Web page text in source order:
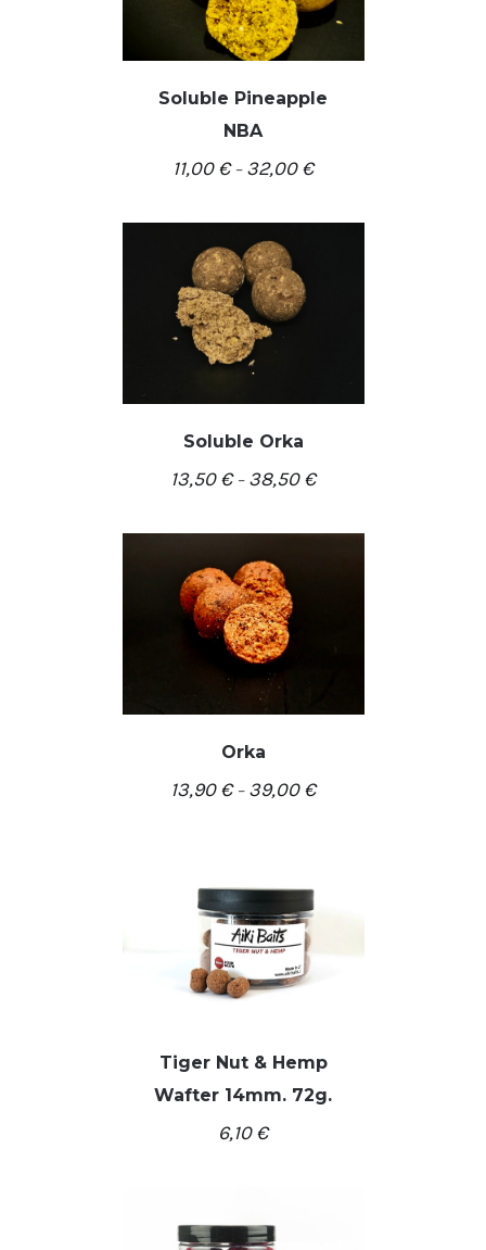
DETALĖS
Soluble Pineapple
NBA
11,00€– 32,00€
PASIRINKTI SAVYBES /
Soluble Orka
13,50€– 38,50€
PASIRINKTI SAVYBES /
Orka
13,90€– 39,00€
Tiger Nut & Hemp
Wafter 14mm. 72g.
6,10€